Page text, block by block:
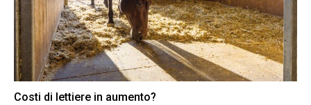
Costi di lettiere in aumento?